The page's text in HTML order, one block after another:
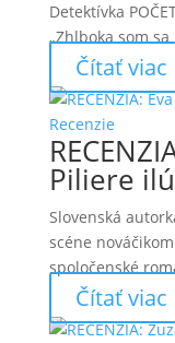
Detektívka
„Zhlboka som
Čítať viac
Recenzie
Piliere
Slovenská
scéne
spoločenské
Čítať viac